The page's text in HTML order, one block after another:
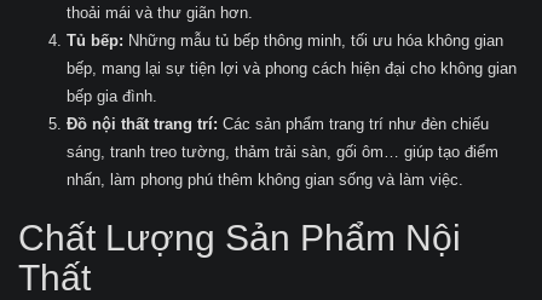
thoải mái và thư giãn hơn.
Tủ bếp: Những mẫu tủ bếp thông minh, tối ưu hóa không gian
bếp, mang lại sự tiện lợi và phong cách hiện đại cho không gian
bếp gia đình.
Đồ nội thất trang trí: Các sản phẩm trang trí như đèn chiếu
sáng, tranh treo tường, thảm trải sàn, gối ôm… giúp tạo điểm
nhấn, làm phong phú thêm không gian sống và làm việc.
Chất Lượng Sản Phẩm Nội
Thất